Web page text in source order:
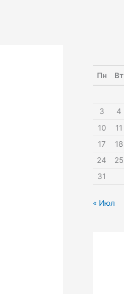
Пн Вт
3
4
10
11
17
18
24
25
31
« Июл